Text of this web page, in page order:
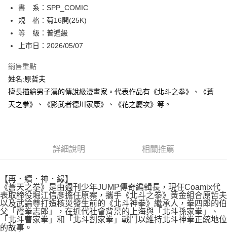
３．安心：先確認商品／服務後，再付款。
【「AFTEE先享後付」結帳流程】
１．於結帳方式選擇「AFTEE先享後付」後，將跳轉至「AFTEE先享後付」
結帳頁面，進行簡訊認證並確認金額後，即可完成結帳。
２．訂單成立數日內，您將收到繳費通知簡訊。
ATM／網路銀行／等多元方式進行付款，方視為交易完成。
※ 請注意：結帳手續完成當下不需立刻繳費，但若您需要取消訂單，請聯絡
購買商品的店家。未經商家同意取消之訂單仍視為有效，需透過AFTEE先享
後付繳納相關費用。
※ 交易是否成功請以「AFTEE先享後付 」之結帳頁面顯示為準，若有關於
１．透過由恩沛科技股份有限公司提供之「AFTEE先享後付」服務完成之交
２．關於個人資料處理事宜，請瀏覽以下網址：
https://aftee.tw/terms/#terms3
３．未成年的使用者請事先徵得法定代理人或監護人之同意方可使用
「AFTEE先享後付」，若未經同意申辦者引起之損失，本公司不負相關責
任。
４．使用「AFTEE先享後付」時，將依據個別帳號之用戶狀況，依本公司即
時審查核予不同之上限額度；若仍有額度不足之情形，本公司將視審查結果
全家取貨付款
每筆NT$80，滿NT$500(含以上)免運費
付款後全家取貨
每筆NT$80，滿NT$500(含以上)免運費
付款後萊爾富取貨
每筆NT$80，滿NT$500(含以上)免運費
每筆NT$80，滿NT$500(含以上)免運費
宅配
每筆NT$100，滿NT$800(含以上)免運費
書 系：SPP_COMIC
規 格：菊16開(25K)
等 級：普遍級
上市日：2026/05/07
銷售重點
姓名:原哲夫
擅長描繪男子漢的傳說級漫畫家。代表作品有《北斗之拳》、《蒼
天之拳》、《影武者德川家康》、《花之慶次》等。
詳細說明 相關推薦
【再．續．神．緣】
《蒼天之拳》是由週刊少年JUMP傳奇編輯長，現任Coamix代
表取締役堀江信彥擔任原案，攜手《北斗之拳》黃金組合原哲夫
以及武論尊打造核災發生前的《北斗神拳》繼承人，拳四郎的伯
父「霞拳志郎」，在近代社會背景的上海與「北斗孫家拳」、
「北斗曹家拳」和「北斗劉家拳」戰鬥以維持北斗神拳正統地位
的故事。